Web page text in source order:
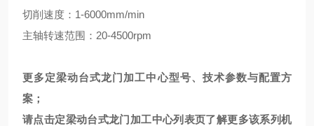
切削速度：1-6000mm/min
主轴转速范围：20-4500rpm
更多定梁动台式龙门加工中心型号、技术参数与配置方
案；
请点击定梁动台式龙门加工中心列表页了解更多该系列机